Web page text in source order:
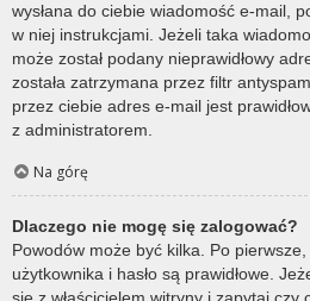
wysłana do ciebie wiadomość e-mail,
w niej instrukcjami. Jeżeli taka
może został podany nieprawidłowy
została zatrzymana przez filtr
przez ciebie adres e-mail jest
z administratorem.
Na górę
Dlaczego nie mogę się zalogować?
Powodów może być kilka. Po
użytkownika i hasło są prawidłowe.